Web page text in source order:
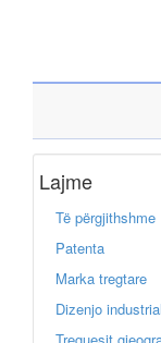
Lajme
Të përgjithshme
Patenta
Marka tregtare
Dizenjo